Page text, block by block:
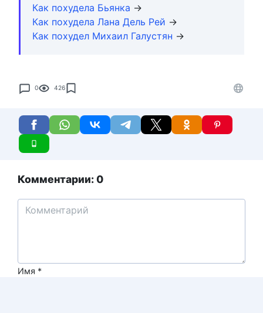
Как похудела Бьянка →
Как похудела Лана Дель Рей →
Как похудел Михаил Галустян →
0 426
Комментарии: 0
Имя *